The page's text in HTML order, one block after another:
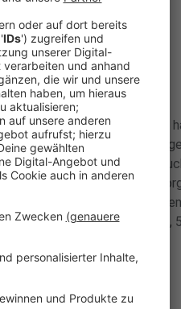
Boom
weiter. Im Dezember 2024
auf Anfrage mitteilt.
Briefe ausgeliefert.
für viele Lieferungen
bis zum oder am 24.
und Zusteller unterwegs,